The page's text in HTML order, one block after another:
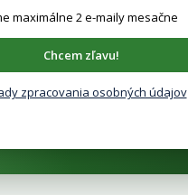
maximálne 2 e-maily mesačne
Chcem zľavu!
zpracovania osobných údajov